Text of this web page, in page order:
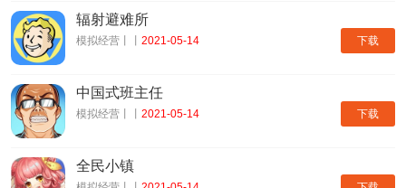
高清游戏实录CG，感受开发者匠心
与此同时高清游戏实录CG和开发者匠心vcr视频也首次曝光，诚
邀各位玩家观看视频感受这颗奇幻星球的一草一木，同时也对《我的
下载
辐射避难所
模拟经营丨丨 2021-05-14
下载
中国式班主任
模拟经营丨丨 2021-05-14
全民小镇